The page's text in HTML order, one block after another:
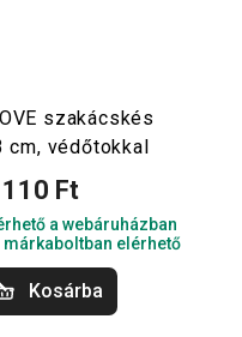
szakácskés
cm, védőtokkal
Ft
a webáruházban
márkaboltban elérhető
Kosárba